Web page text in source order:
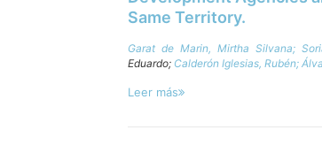
Same Territory.
Garat de Marin, Mirtha Silvana;
Eduardo; Calderón Iglesias, Rubén;
Leer más